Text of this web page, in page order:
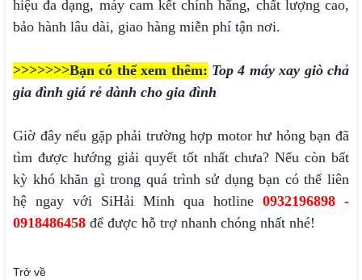
hiệu đa dạng, máy cam kết chính hãng, chất lượng cao,
bảo hành lâu dài, giao hàng miễn phí tận nơi.
>>>>>>>Bạn có thể xem thêm: Top 4 máy xay giò chả
gia đình giá rẻ dành cho gia đình
Giờ đây nếu gặp phải trường hợp motor hư hỏng bạn đã
tìm được hướng giải quyết tốt nhất chưa? Nếu còn bất
kỳ khó khăn gì trong quá trình sử dụng bạn có thể liên
hệ ngay với SiHải Minh qua hotline 0932196898 -
0918486458 để được hỗ trợ nhanh chóng nhất nhé!
Trở về